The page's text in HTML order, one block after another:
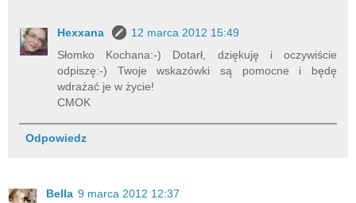
Hexxana
12 marca 2012 15:49
Słomko Kochana:-) Dotarł, dziękuję i oczywiście
odpiszę:-) Twoje wskazówki są pomocne i będę
wdrażać je w życie!
CMOK
Odpowiedz
Bella 9 marca 2012 12:37